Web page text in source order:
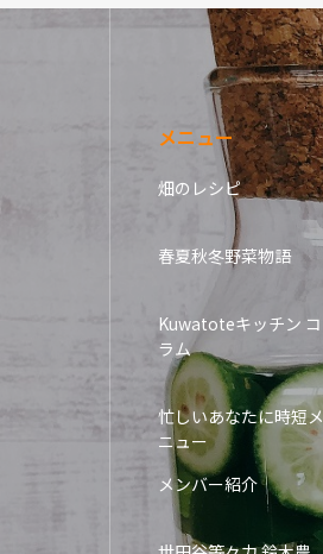
メニュー
畑のレシピ
春夏秋冬野菜物語
Kuwatoteキッチン コ
ラム
忙しいあなたに時短メ
ニュー
メンバー紹介